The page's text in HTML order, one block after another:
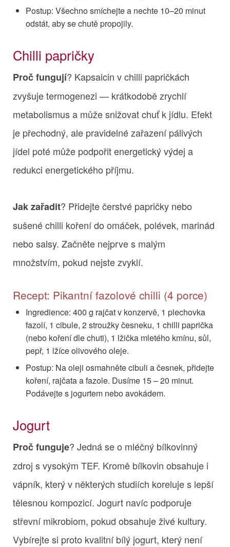
Postup: Všechno smíchejte a nechte 10–20 minut
odstát, aby se chutě propojily.
Chilli papričky
Proč fungují? Kapsaicin v chilli papričkách
zvyšuje termogenezi — krátkodobě zrychlí
metabolismus a může snižovat chuť k jídlu. Efekt
je přechodný, ale pravidelné zařazení pálivých
jídel poté může podpořit energetický výdej a
redukci energetického příjmu.
Jak zařadit? Přidejte čerstvé papričky nebo
sušené chilli koření do omáček, polévek, marinád
nebo salsy. Začněte nejprve s malým
množstvím, pokud nejste zvyklí.
Recept: Pikantní fazolové chilli (4 porce)
Ingredience: 400 g rajčat v konzervě, 1 plechovka
fazolí, 1 cibule, 2 stroužky česneku, 1 chilli paprička
(nebo koření dle chuti), 1 lžička mletého kmínu, sůl,
pepř, 1 lžíce olivového oleje.
Postup: Na oleji osmahněte cibuli a česnek, přidejte
koření, rajčata a fazole. Dusíme 15 – 20 minut.
Podávejte s jogurtem nebo avokádem.
Jogurt
Proč funguje? Jedná se o mléčný bílkovinný
zdroj s vysokým TEF. Kromě bílkovin obsahuje i
vápník, který v některých studiích koreluje s lepší
tělesnou kompozicí. Jogurt navíc podporuje
střevní mikrobiom, pokud obsahuje živé kultury.
Vybírejte si proto kvalitní bílý jogurt, který není